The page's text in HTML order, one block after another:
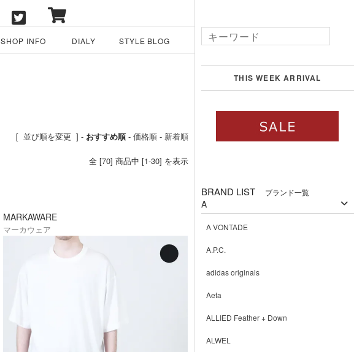
SHOP INFO DIALY STYLE BLOG
[ 並び順を変更 ] - おすすめ順- 価格順 - 新着順
全 [70] 商品中 [1-30] を表示
MARKAWARE
マーカウェア
THIS WEEK ARRIVAL
BRAND LIST ブランド一覧
A
A VONTADE
A.P.C.
adidas originals
Aeta
ALLIED Feather + Down
ALWEL